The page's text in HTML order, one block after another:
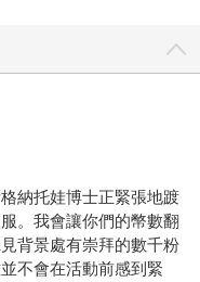
納托娃博士正緊張地踱
。我會讓你們的幣數翻
背景處有崇拜的數千粉
不會在活動前感到緊